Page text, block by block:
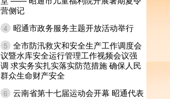
营侧记
4 昭通市政务服务主题开放活动举行
5 全市防汛救灾和安全生产工作调度会
议暨水库安全运行管理工作视频会议强
调 求实务实扎实落实防范措施 确保人民
群众生命财产安全
6 云南省第十七届运动会开幕 昭通代表